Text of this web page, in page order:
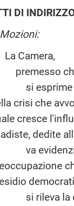
DI
Mozioni:
Camera,
esprime
crisi che
cresce
dedite
evidenziato
rileva la